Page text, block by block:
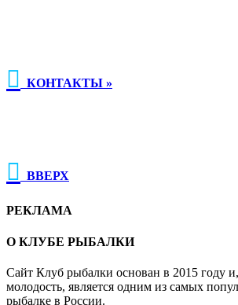
 КОНТАКТЫ »
 ВВЕРХ
РЕКЛАМА
О КЛУБЕ РЫБАЛКИ
Сайт Клуб рыбалки основан в 2015 году
молодость, является одним из самых
рыбалке в России.